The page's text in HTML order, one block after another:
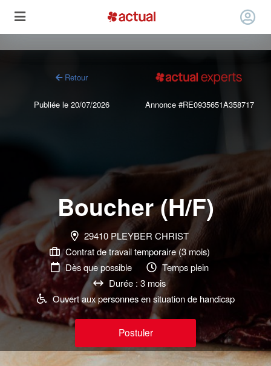
Retour
Publiée le 20/07/2026 Annonce #RE0935651A358717
Boucher (H/F)
29410 PLEYBER CHRIST
Contrat de travail temporaire (3 mois)
Dès que possible
Temps plein
Durée : 3 mois
Ouvert aux personnes en situation de handicap
Postuler